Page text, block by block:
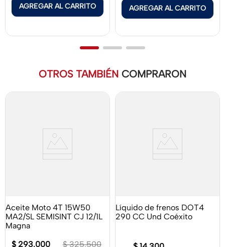
AGREGAR AL CARRITO AGREGAR AL CARRITO
OTROS TAMBIÉN COMPRARON
Aceite Moto 4T 15W50
MA2/SL SEMISINT CJ 12/1L
Magna
$ 325.500
$ 293.000
Líquido de frenos DOT4
290 CC Und Coéxito